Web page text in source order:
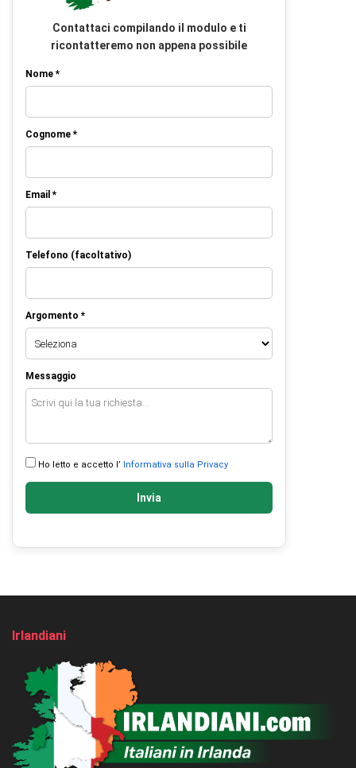
Contattaci compilando il modulo e ti
ricontatteremo non appena possibile
Nome *
Cognome *
Email *
Telefono (facoltativo)
Argomento *
Messaggio
Ho letto e accetto l’ Informativa sulla Privacy
Invia
Irlandiani